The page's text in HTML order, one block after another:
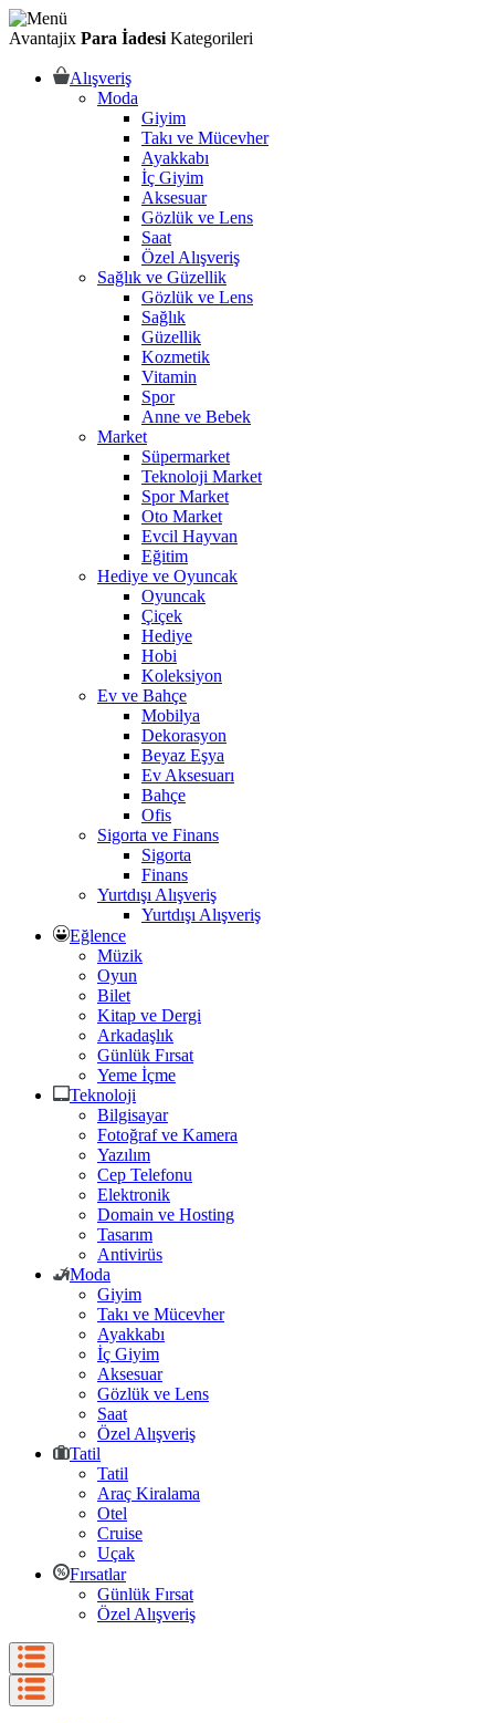
Avantajix Para İadesi Kategorileri
Alışveriş
Moda
Giyim
Takı ve Mücevher
Ayakkabı
İç Giyim
Aksesuar
Gözlük ve Lens
Saat
Özel Alışveriş
Sağlık ve Güzellik
Gözlük ve Lens
Sağlık
Güzellik
Kozmetik
Vitamin
Spor
Anne ve Bebek
Market
Süpermarket
Teknoloji Market
Spor Market
Oto Market
Evcil Hayvan
Eğitim
Hediye ve Oyuncak
Oyuncak
Çiçek
Hediye
Hobi
Koleksiyon
Ev ve Bahçe
Mobilya
Dekorasyon
Beyaz Eşya
Ev Aksesuarı
Bahçe
Ofis
Sigorta ve Finans
Sigorta
Finans
Yurtdışı Alışveriş
Yurtdışı Alışveriş
Eğlence
Müzik
Oyun
Bilet
Kitap ve Dergi
Arkadaşlık
Günlük Fırsat
Yeme İçme
Teknoloji
Bilgisayar
Fotoğraf ve Kamera
Yazılım
Cep Telefonu
Elektronik
Domain ve Hosting
Tasarım
Antivirüs
Moda
Giyim
Takı ve Mücevher
Ayakkabı
İç Giyim
Aksesuar
Gözlük ve Lens
Saat
Özel Alışveriş
Tatil
Tatil
Araç Kiralama
Otel
Cruise
Uçak
Fırsatlar
Günlük Fırsat
Özel Alışveriş